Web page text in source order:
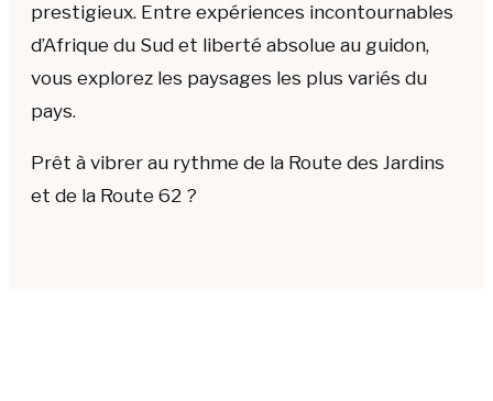
prestigieux. Entre expériences incontournables
d’Afrique du Sud et liberté absolue au guidon,
vous explorez les paysages les plus variés du
pays.
Prêt à vibrer au rythme de la Route des Jardins
et de la Route 62 ?